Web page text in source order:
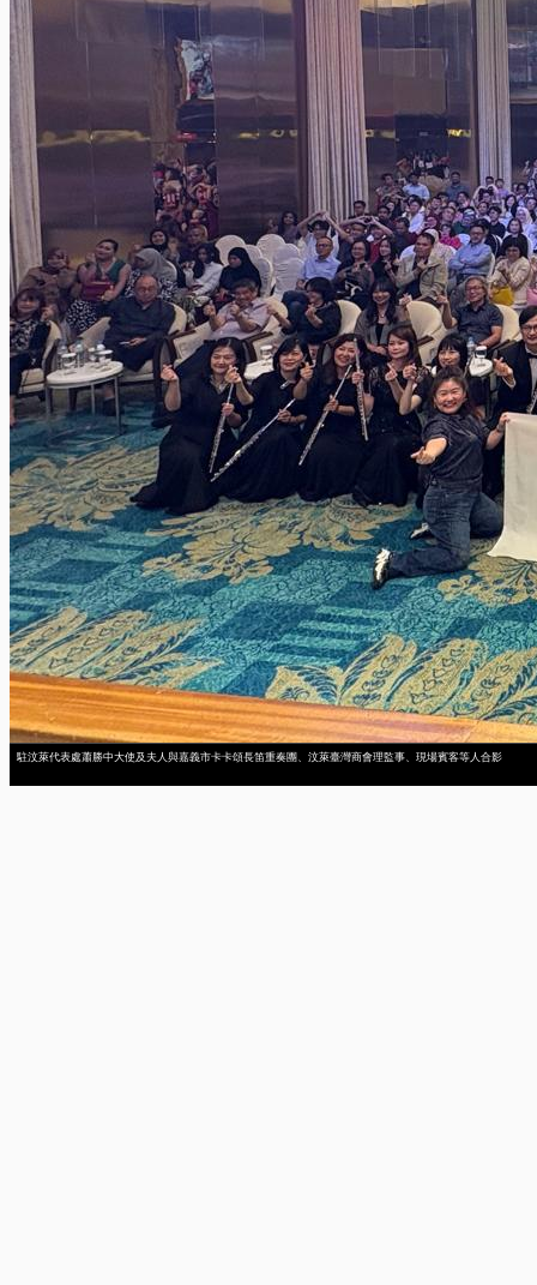
駐汶萊代表處蕭勝中大使及夫人與嘉義市卡卡頌長笛重奏團、汶萊臺灣商會理監事、現場賓客等人合影